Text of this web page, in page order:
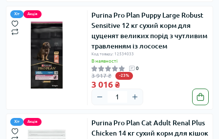
Хіт Акція
Purina Pro Plan Puppy Large Robust
Sensitive 12 кг сухий корм для
цуценят великих порід з чутливим
травленням із лососем
Код товару: 12534033
В наявності
0
3 917 ₴ -23%
3 016 ₴
Хіт Акція
Purina Pro Plan Cat Adult Renal Plus
Chicken 14 кг сухий корм для кішок